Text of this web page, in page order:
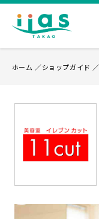
ホーム ショップガイド